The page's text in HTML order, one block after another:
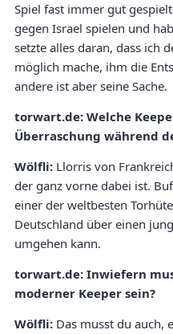
Spiel fast immer gut
gegen Israel spielen und
setzte alles daran, dass ich
möglich mache, ihm die
andere ist aber seine Sache.
torwart.de: Welche
Überraschung während
Wölfli: Llorris von
der ganz vorne dabei ist.
einer der weltbesten
Deutschland über einen
umgehen kann.
torwart.de: Inwiefern
moderner Keeper sein?
Wölfli: Das musst du auch,